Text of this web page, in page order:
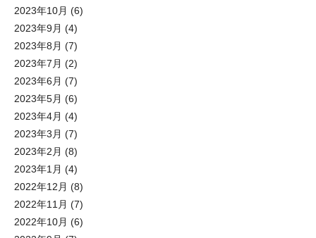
2023年10月 (6)
2023年9月 (4)
2023年8月 (7)
2023年7月 (2)
2023年6月 (7)
2023年5月 (6)
2023年4月 (4)
2023年3月 (7)
2023年2月 (8)
2023年1月 (4)
2022年12月 (8)
2022年11月 (7)
2022年10月 (6)